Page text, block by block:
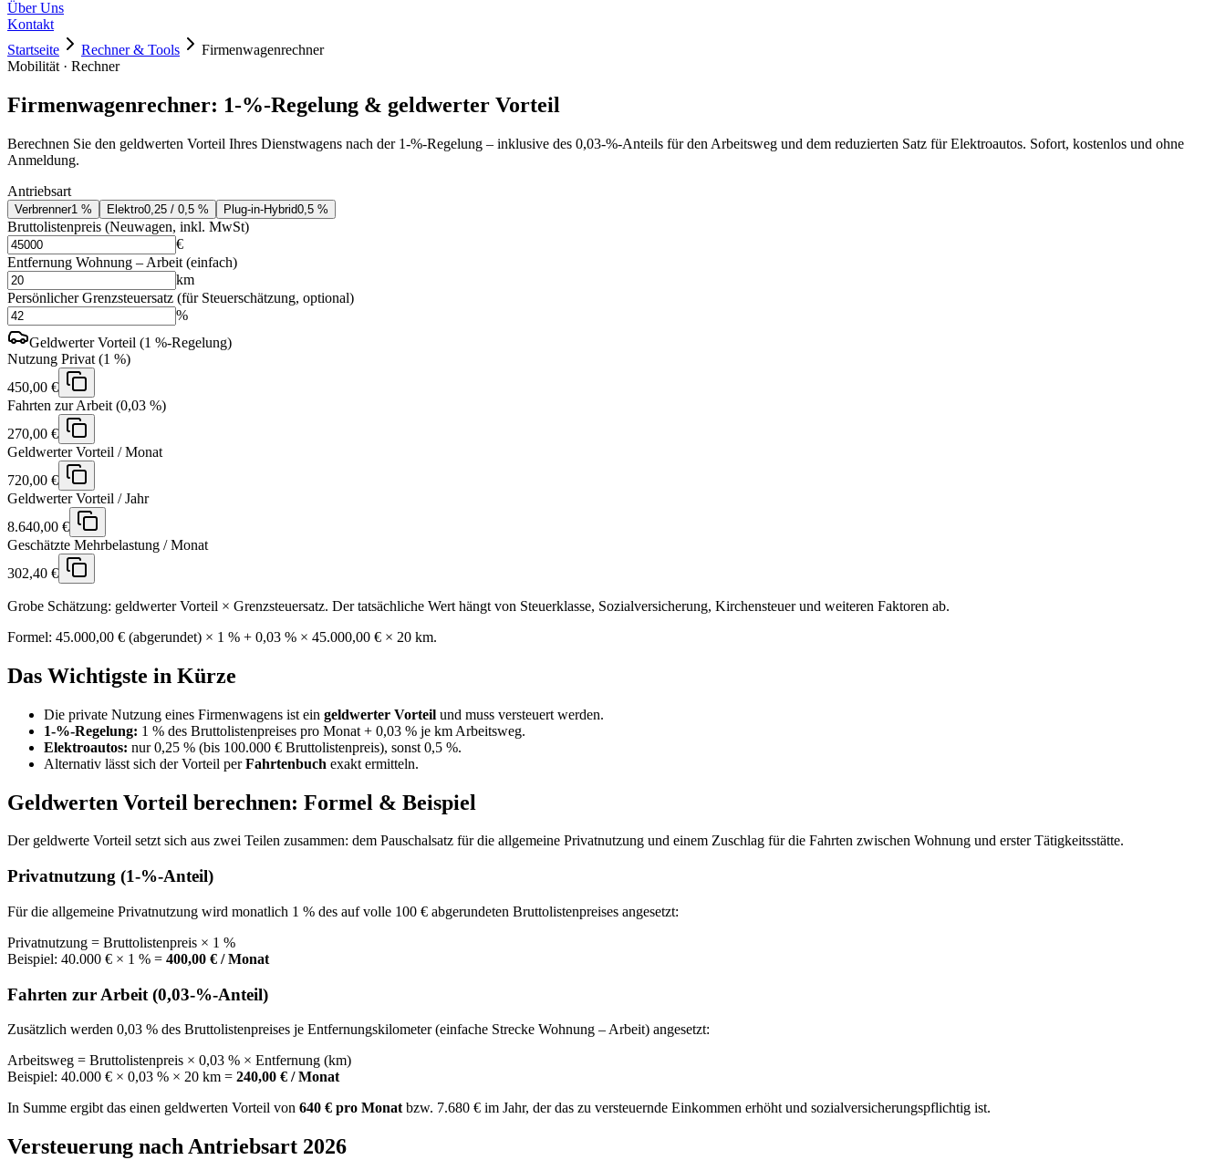
Über Uns
Kontakt
Startseite
Rechner & Tools
Firmenwagenrechner
Mobilität · Rechner
Firmenwagenrechner: 1-%-Regelung & geldwerter Vorteil
Berechnen Sie den geldwerten Vorteil Ihres Dienstwagens nach der 1-%-Regelung – inklusive des 0,03-%-Anteils für den Arbeitsweg und dem reduzierten Satz für Elektroautos. Sofort, kostenlos und ohne
Anmeldung.
Antriebsart
Verbrenner1 % Elektro0,25 / 0,5 % Plug-in-Hybrid0,5 %
Bruttolistenpreis (Neuwagen, inkl. MwSt)
€
Entfernung Wohnung – Arbeit (einfach)
km
Persönlicher Grenzsteuersatz (für Steuerschätzung, optional)
%
Geldwerter Vorteil (1 %-Regelung)
Nutzung Privat (1 %)
450,00 €
Fahrten zur Arbeit (0,03 %)
270,00 €
Geldwerter Vorteil / Monat
720,00 €
Geldwerter Vorteil / Jahr
8.640,00 €
Geschätzte Mehrbelastung / Monat
302,40 €
Grobe Schätzung: geldwerter Vorteil × Grenzsteuersatz. Der tatsächliche Wert hängt von Steuerklasse, Sozialversicherung, Kirchensteuer und weiteren Faktoren ab.
Formel: 45.000,00 € (abgerundet) × 1 % + 0,03 % × 45.000,00 € × 20 km.
Das Wichtigste in Kürze
Die private Nutzung eines Firmenwagens ist ein geldwerter Vorteil und muss versteuert werden.
1-%-Regelung: 1 % des Bruttolistenpreises pro Monat + 0,03 % je km Arbeitsweg.
Elektroautos: nur 0,25 % (bis 100.000 € Bruttolistenpreis), sonst 0,5 %.
Alternativ lässt sich der Vorteil per Fahrtenbuch exakt ermitteln.
Geldwerten Vorteil berechnen: Formel & Beispiel
Der geldwerte Vorteil setzt sich aus zwei Teilen zusammen: dem Pauschalsatz für die allgemeine Privatnutzung und einem Zuschlag für die Fahrten zwischen Wohnung und erster Tätigkeitsstätte.
Privatnutzung (1-%-Anteil)
Für die allgemeine Privatnutzung wird monatlich 1 % des auf volle 100 € abgerundeten Bruttolistenpreises angesetzt:
Privatnutzung = Bruttolistenpreis × 1 %
Beispiel: 40.000 € × 1 % = 400,00 € / Monat
Fahrten zur Arbeit (0,03-%-Anteil)
Zusätzlich werden 0,03 % des Bruttolistenpreises je Entfernungskilometer (einfache Strecke Wohnung – Arbeit) angesetzt:
Arbeitsweg = Bruttolistenpreis × 0,03 % × Entfernung (km)
Beispiel: 40.000 € × 0,03 % × 20 km = 240,00 € / Monat
In Summe ergibt das einen geldwerten Vorteil von 640 € pro Monat bzw. 7.680 € im Jahr, der das zu versteuernde Einkommen erhöht und sozialversicherungspflichtig ist.
Versteuerung nach Antriebsart 2026